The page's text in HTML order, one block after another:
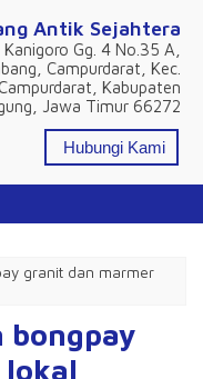
Antik Sejahtera
Kanigoro Gg. 4 No.35 A,
Campurdarat, Kec.
Campurdarat, Kabupaten
Jawa Timur 66272
Hubungi Kami
granit dan marmer
bongpay